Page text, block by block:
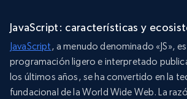
JavaScript: características y
JavaScript, a menudo denominado «JS»,
programación ligero e interpretado
los últimos años, se ha convertido en la
fundacional de la World Wide Web. La